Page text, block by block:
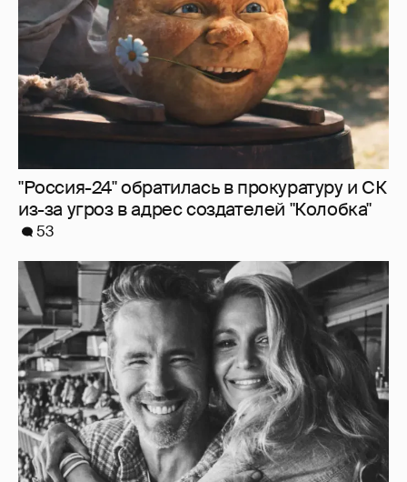
"Россия-24" обратилась в прокуратуру и СК
из-за угроз в адрес создателей "Колобка"
53